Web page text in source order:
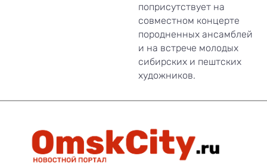
поприсутствует на
совместном концерте
породненных ансамблей
и на встрече молодых
сибирских и пештских
художников.